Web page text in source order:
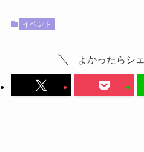
イベント
よかったらシ